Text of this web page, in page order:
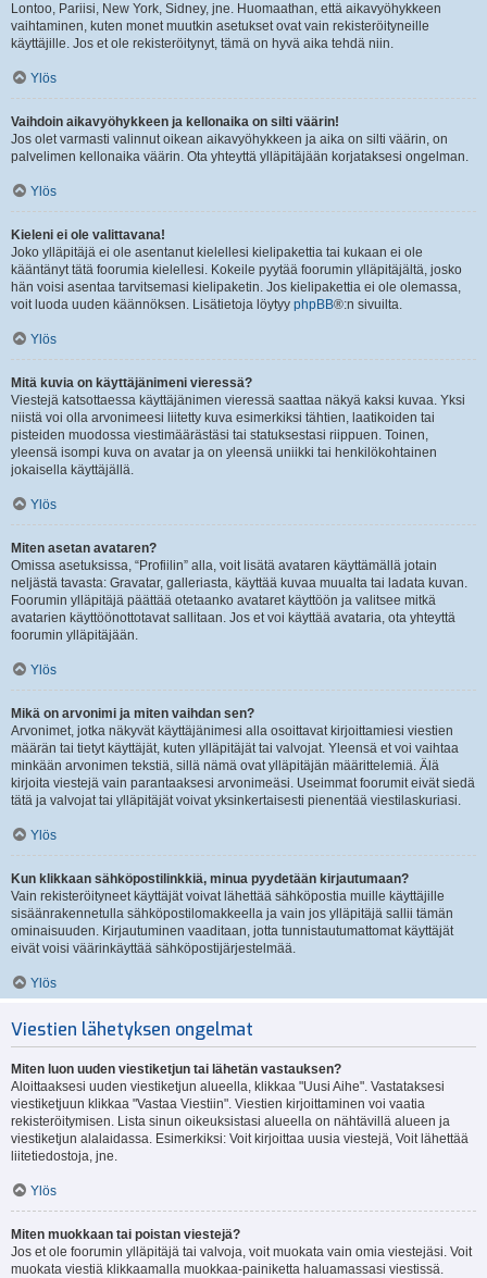
Lontoo, Pariisi, New York, Sidney, jne. Huomaathan, että aikavyöhykkeen
vaihtaminen, kuten monet muutkin asetukset ovat vain rekisteröityneille
käyttäjille. Jos et ole rekisteröitynyt, tämä on hyvä aika tehdä niin.
Ylös
Vaihdoin aikavyöhykkeen ja kellonaika on silti väärin!
Jos olet varmasti valinnut oikean aikavyöhykkeen ja aika on silti väärin, on
palvelimen kellonaika väärin. Ota yhteyttä ylläpitäjään korjataksesi ongelman.
Ylös
Kieleni ei ole valittavana!
Joko ylläpitäjä ei ole asentanut kielellesi kielipakettia tai kukaan ei ole
kääntänyt tätä foorumia kielellesi. Kokeile pyytää foorumin ylläpitäjältä, josko
hän voisi asentaa tarvitsemasi kielipaketin. Jos kielipakettia ei ole olemassa,
voit luoda uuden käännöksen. Lisätietoja löytyy phpBB®:n sivuilta.
Ylös
Mitä kuvia on käyttäjänimeni vieressä?
Viestejä katsottaessa käyttäjänimen vieressä saattaa näkyä kaksi kuvaa. Yksi
niistä voi olla arvonimeesi liitetty kuva esimerkiksi tähtien, laatikoiden tai
pisteiden muodossa viestimäärästäsi tai statuksestasi riippuen. Toinen,
yleensä isompi kuva on avatar ja on yleensä uniikki tai henkilökohtainen
jokaisella käyttäjällä.
Ylös
Miten asetan avataren?
Omissa asetuksissa, “Profiilin” alla, voit lisätä avataren käyttämällä jotain
neljästä tavasta: Gravatar, galleriasta, käyttää kuvaa muualta tai ladata kuvan.
Foorumin ylläpitäjä päättää otetaanko avataret käyttöön ja valitsee mitkä
avatarien käyttöönottotavat sallitaan. Jos et voi käyttää avataria, ota yhteyttä
foorumin ylläpitäjään.
Ylös
Mikä on arvonimi ja miten vaihdan sen?
Arvonimet, jotka näkyvät käyttäjänimesi alla osoittavat kirjoittamiesi viestien
määrän tai tietyt käyttäjät, kuten ylläpitäjät tai valvojat. Yleensä et voi vaihtaa
minkään arvonimen tekstiä, sillä nämä ovat ylläpitäjän määrittelemiä. Älä
kirjoita viestejä vain parantaaksesi arvonimeäsi. Useimmat foorumit eivät siedä
tätä ja valvojat tai ylläpitäjät voivat yksinkertaisesti pienentää viestilaskuriasi.
Ylös
Kun klikkaan sähköpostilinkkiä, minua pyydetään kirjautumaan?
Vain rekisteröityneet käyttäjät voivat lähettää sähköpostia muille käyttäjille
sisäänrakennetulla sähköpostilomakkeella ja vain jos ylläpitäjä sallii tämän
ominaisuuden. Kirjautuminen vaaditaan, jotta tunnistautumattomat käyttäjät
eivät voisi väärinkäyttää sähköpostijärjestelmää.
Ylös
Viestien lähetyksen ongelmat
Miten luon uuden viestiketjun tai lähetän vastauksen?
Aloittaaksesi uuden viestiketjun alueella, klikkaa "Uusi Aihe". Vastataksesi
viestiketjuun klikkaa "Vastaa Viestiin". Viestien kirjoittaminen voi vaatia
rekisteröitymisen. Lista sinun oikeuksistasi alueella on nähtävillä alueen ja
viestiketjun alalaidassa. Esimerkiksi: Voit kirjoittaa uusia viestejä, Voit lähettää
liitetiedostoja, jne.
Ylös
Miten muokkaan tai poistan viestejä?
Jos et ole foorumin ylläpitäjä tai valvoja, voit muokata vain omia viestejäsi. Voit
muokata viestiä klikkaamalla muokkaa-painiketta haluamassasi viestissä.